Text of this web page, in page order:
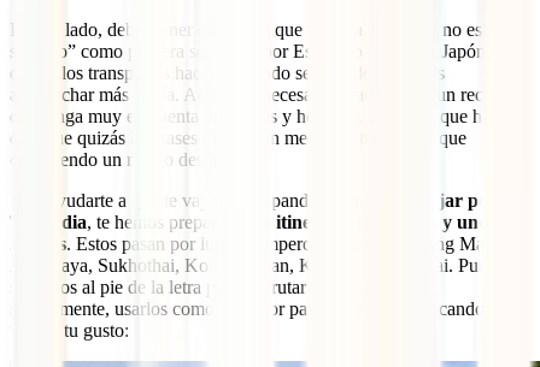
Por un lado, debes tener en cuenta que viajar a Tailandia no es “tan
sencillo” como pudiera ser viajar por España o hasta por Japón,
donde los transportes hacen que todo sea rápido y puedas
aprovechar más el día. Aquí será necesario cuadrar bien un recorrido
que tenga muy en cuenta distancias y horarios, sabiendo que habrá
días que quizás los pases más en un medio de transporte que
conociendo un nuevo destino.
Para ayudarte a que te vayas empapando de
cómo es viajar por
Tailandia, te hemos preparado
un itinerario de 15 días y uno de
20 días. Estos pasan por lugares imperdibles como Chiang Mai,
Ayutthaya, Sukhothai, Koh Phangan, Krabi o Chiang Rai. Puedes
seguirlos al pie de la letra para disfrutar de un viajazo o,
simplemente, usarlos como borrador para luego ir modificando el
viaje a tu gusto: